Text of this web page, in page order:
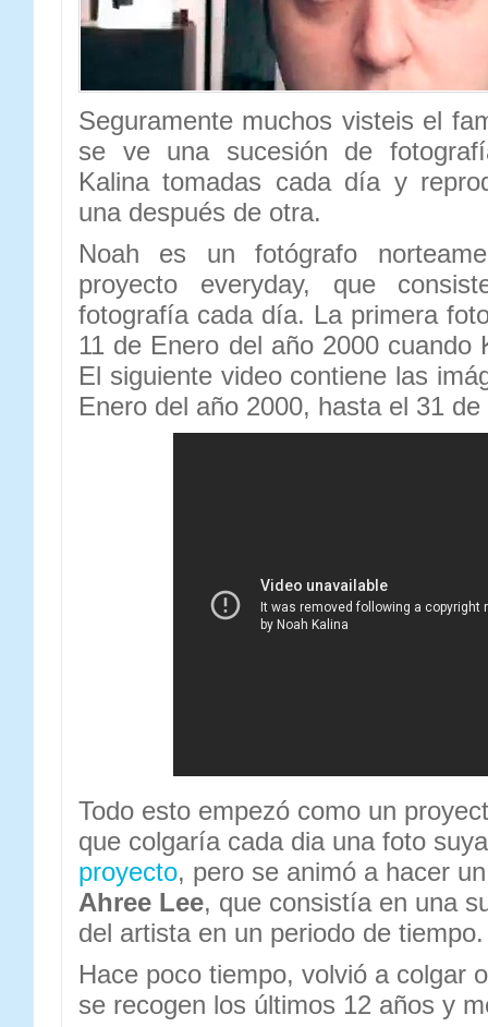
Seguramente muchos visteis el
se ve una sucesión de
Kalina tomadas cada día y
una después de otra.
Noah es un fotógrafo
proyecto everyday, que
fotografía cada día. La primera
11 de Enero del año 2000 cuando
El siguiente video contiene las
Enero del año 2000, hasta el 31
Todo esto empezó como un
que colgaría cada dia una foto
proyecto, pero se animó a hacer
Ahree Lee, que consistía en una
del artista en un periodo de tiempo.
Hace poco tiempo, volvió a colgar
se recogen los últimos 12 años y